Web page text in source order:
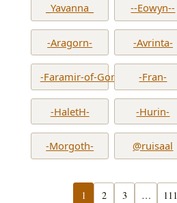
_Yavanna_ --Eowyn--
-Aragorn- -Avrinta-
-Faramir-of-Gondor- -Fran-
-HaletH- -Hurin-
-Morgoth- @ruisaal
1 2 3 … 111